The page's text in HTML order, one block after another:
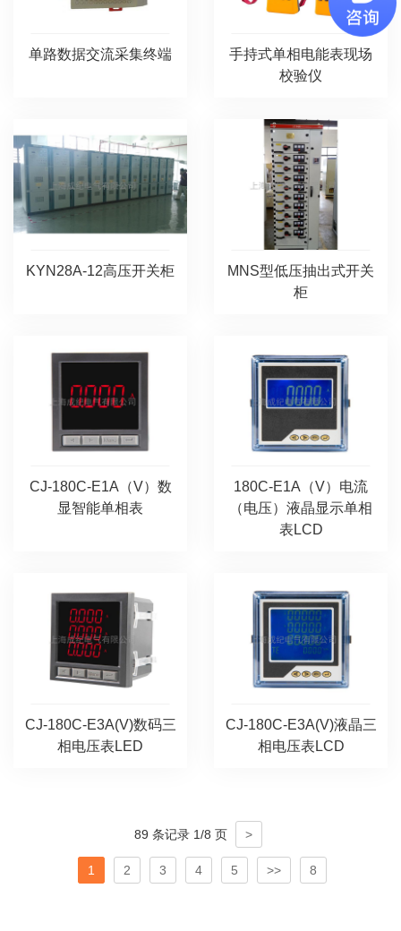
单路数据交流采集终端
手持式单相电能表现场
校验仪
KYN28A-12高压开关柜
MNS型低压抽出式开关
柜
CJ-180C-E1A（V）数
显智能单相表
180C-E1A（V）电流
（电压）液晶显示单相
表LCD
CJ-180C-E3A(V)数码三
相电压表LED
CJ-180C-E3A(V)液晶三
相电压表LCD
89 条记录 1/8 页 >
1 2 3 4 5 >> 8